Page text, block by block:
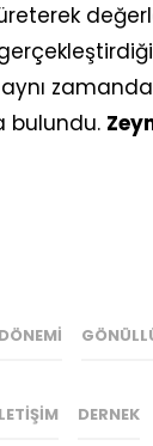
aynı
bulundu.
DERNEK